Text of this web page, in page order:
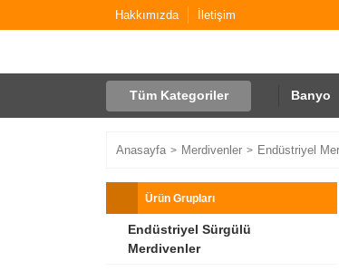
Hakkımızda İletişim
Tüm Kategoriler Banyo
Anasayfa Merdivenler Endüstriyel
Ürün Grupları
Endüstriyel Sürgülü
Merdivenler